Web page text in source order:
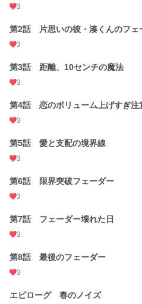
文字数
更新日時 2025.10.25 07:00
初回公開日時
初回完結日時 2025.10.25 07:26
週間ポイント
月間ポイント 0 pt (228,788 位)
累計ポイント 1,022 pt (195,626 位)
3
第2話 片思いの彼・湊くんのフェ
3
第3話 距離、10センチの魔法
3
第4話 恋のボリューム上げすぎ注
3
第5話 愛と支配の境界線
3
第6話 限界突破フェーダー
3
第7話 フェーダー壊れた日
3
第8話 最後のフェーダー
3
エピローグ 春のノイズ